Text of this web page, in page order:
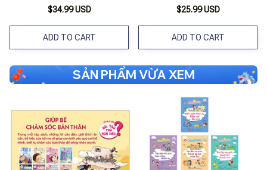
$34.99 USD
ADD TO CART
$25.99 USD
ADD TO CART
SẢN PHẨM VỪA XEM